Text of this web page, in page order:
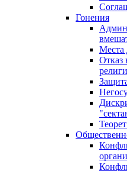
Гонения
Места
Отказ